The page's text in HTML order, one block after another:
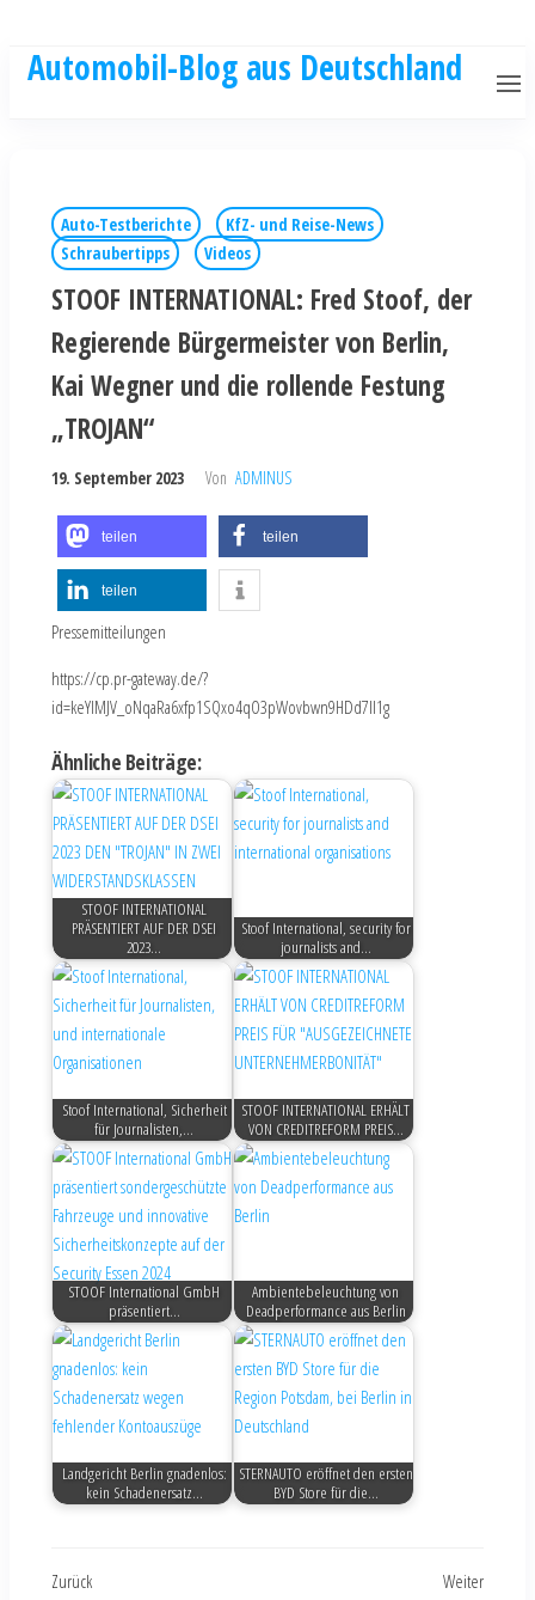
Automobil-Blog aus Deutschland
Auto-Testberichte
KfZ- und Reise-News
Schraubertipps
Videos
STOOF INTERNATIONAL: Fred Stoof, der
Regierende Bürgermeister von Berlin,
Kai Wegner und die rollende Festung
„TROJAN“
19. September 2023 Von ADMINUS
teilen teilen
teilen
Pressemitteilungen
https://cp.pr-gateway.de/?
id=keYlMJV_oNqaRa6xfp1SQxo4qO3pWovbwn9HDd7Il1g
Ähnliche Beiträge:
STOOF INTERNATIONAL
PRÄSENTIERT AUF DER DSEI
2023…
Stoof International, security for
journalists and…
Stoof International, Sicherheit
für Journalisten,…
STOOF INTERNATIONAL ERHÄLT
VON CREDITREFORM PREIS…
STOOF International GmbH
präsentiert…
Ambientebeleuchtung von
Deadperformance aus Berlin
Landgericht Berlin gnadenlos:
kein Schadenersatz…
STERNAUTO eröffnet den ersten
BYD Store für die…
Zurück
Weiter